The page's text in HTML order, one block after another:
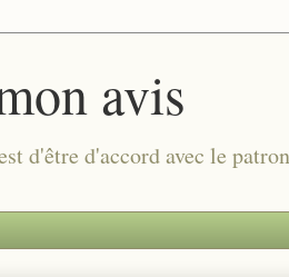
avis
d'être d'accord avec le